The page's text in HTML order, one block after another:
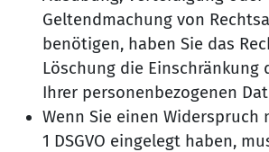
Geltendmachung von
benötigen, haben Sie das
Löschung die Einschränkung
Ihrer personenbezogenen
Wenn Sie einen Widerspruch
1 DSGVO eingelegt haben,